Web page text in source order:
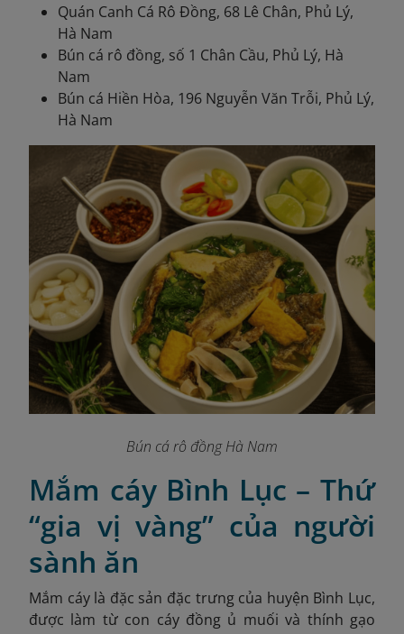
Quán Canh Cá Rô Đồng, 68 Lê Chân, Phủ Lý,
Hà Nam
Bún cá rô đồng, số 1 Chân Cầu, Phủ Lý, Hà
Nam
Bún cá Hiền Hòa, 196 Nguyễn Văn Trỗi, Phủ Lý,
Hà Nam
Bún cá rô đồng Hà Nam
Mắm cáy Bình Lục – Thứ
“gia vị vàng” của người
sành ăn
Mắm cáy là đặc sản đặc trưng của huyện Bình Lục,
được làm từ con cáy đồng ủ muối và thính gạo